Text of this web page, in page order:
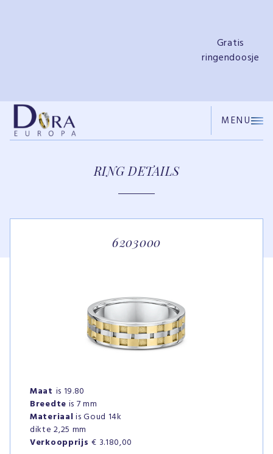
Gratis
ringendoosje
MENU
RING DETAILS
6203000
Maat is 19.80
Breedte is 7 mm
Materiaalis Goud 14k
dikte 2,25 mm
Verkoopprijs€ 3.180,00